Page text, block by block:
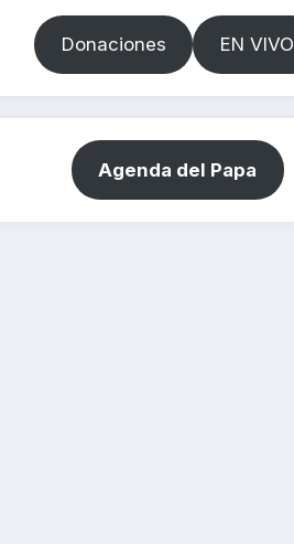
Donaciones EN VIVO
Agenda del Papa